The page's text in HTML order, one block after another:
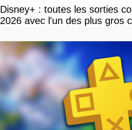
Disney+ : toutes les sorties
2026 avec l'un des plus gros